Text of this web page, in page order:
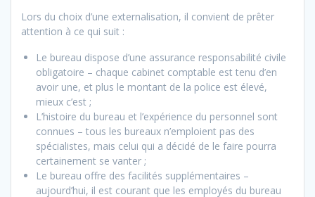
Lors du choix d’une externalisation, il convient de prêter
attention à ce qui suit :
Le bureau dispose d’une assurance responsabilité civile
obligatoire – chaque cabinet comptable est tenu d’en
avoir une, et plus le montant de la police est élevé,
mieux c’est ;
L’histoire du bureau et l’expérience du personnel sont
connues – tous les bureaux n’emploient pas des
spécialistes, mais celui qui a décidé de le faire pourra
certainement se vanter ;
Le bureau offre des facilités supplémentaires –
aujourd’hui, il est courant que les employés du bureau